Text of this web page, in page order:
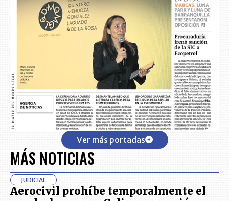
Ver más portadas
MÁS NOTICIAS
JUDICIAL
Aerocivil prohíbe temporalmente el